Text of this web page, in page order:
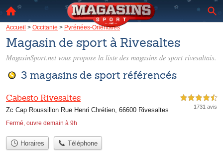
Accueil > Occitanie > Pyrénées-Orientales
Magasin de sport à Rivesaltes
MagasinSport.net vous propose la liste des magasins de sport rivesaltais.
3 magasins de sport référencés
Cabesto Rivesaltes
Zc Cap Roussillon Rue Henri Chrétien, 66600 Rivesaltes
Fermé, ouvre demain à 9h
4,5 étoiles sur 5
1731 avis
Horaires Téléphone